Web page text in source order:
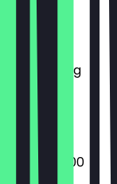
Montag
Dienstag
Mittwoch
Donnerstag
Freitag
Samstag
Sonntag
08:00 - 17:00